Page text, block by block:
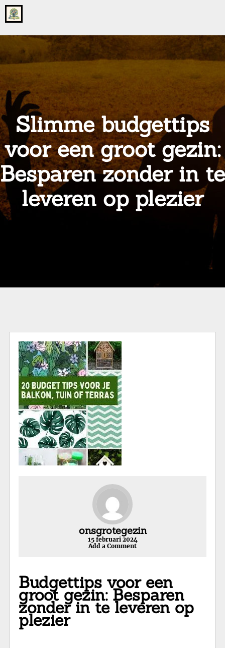
Go
to
home
onsgrotegezin.nl
Slimme budgettips
voor een groot gezin:
Besparen zonder in te
leveren op plezier
onsgrotegezin
15 februari 2024
Add a Comment
Budgettips voor een
groot gezin: Besparen
zonder in te leveren op
plezier